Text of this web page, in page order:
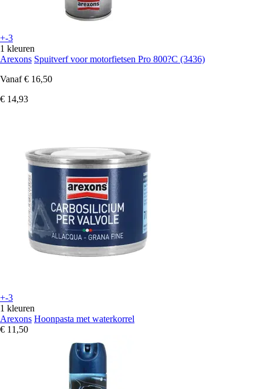
+-3
1 kleuren
Arexons Spuitverf voor motorfietsen Pro 800?C (3436)
Vanaf € 16,50
€ 14,93
+-3
1 kleuren
Arexons Hoonpasta met waterkorrel
€ 11,50